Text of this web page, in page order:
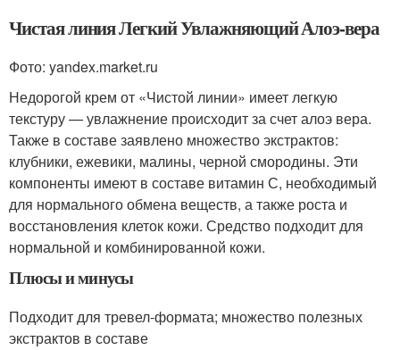
Чистая линия Легкий Увлажняющий Алоэ-вера
Фото: yandex.market.ru
Недорогой крем от «Чистой линии» имеет легкую
текстуру — увлажнение происходит за счет алоэ вера.
Также в составе заявлено множество экстрактов:
клубники, ежевики, малины, черной смородины. Эти
компоненты имеют в составе витамин С, необходимый
для нормального обмена веществ, а также роста и
восстановления клеток кожи. Средство подходит для
нормальной и комбинированной кожи.
Плюсы и минусы
Подходит для тревел-формата; множество полезных
экстрактов в составе